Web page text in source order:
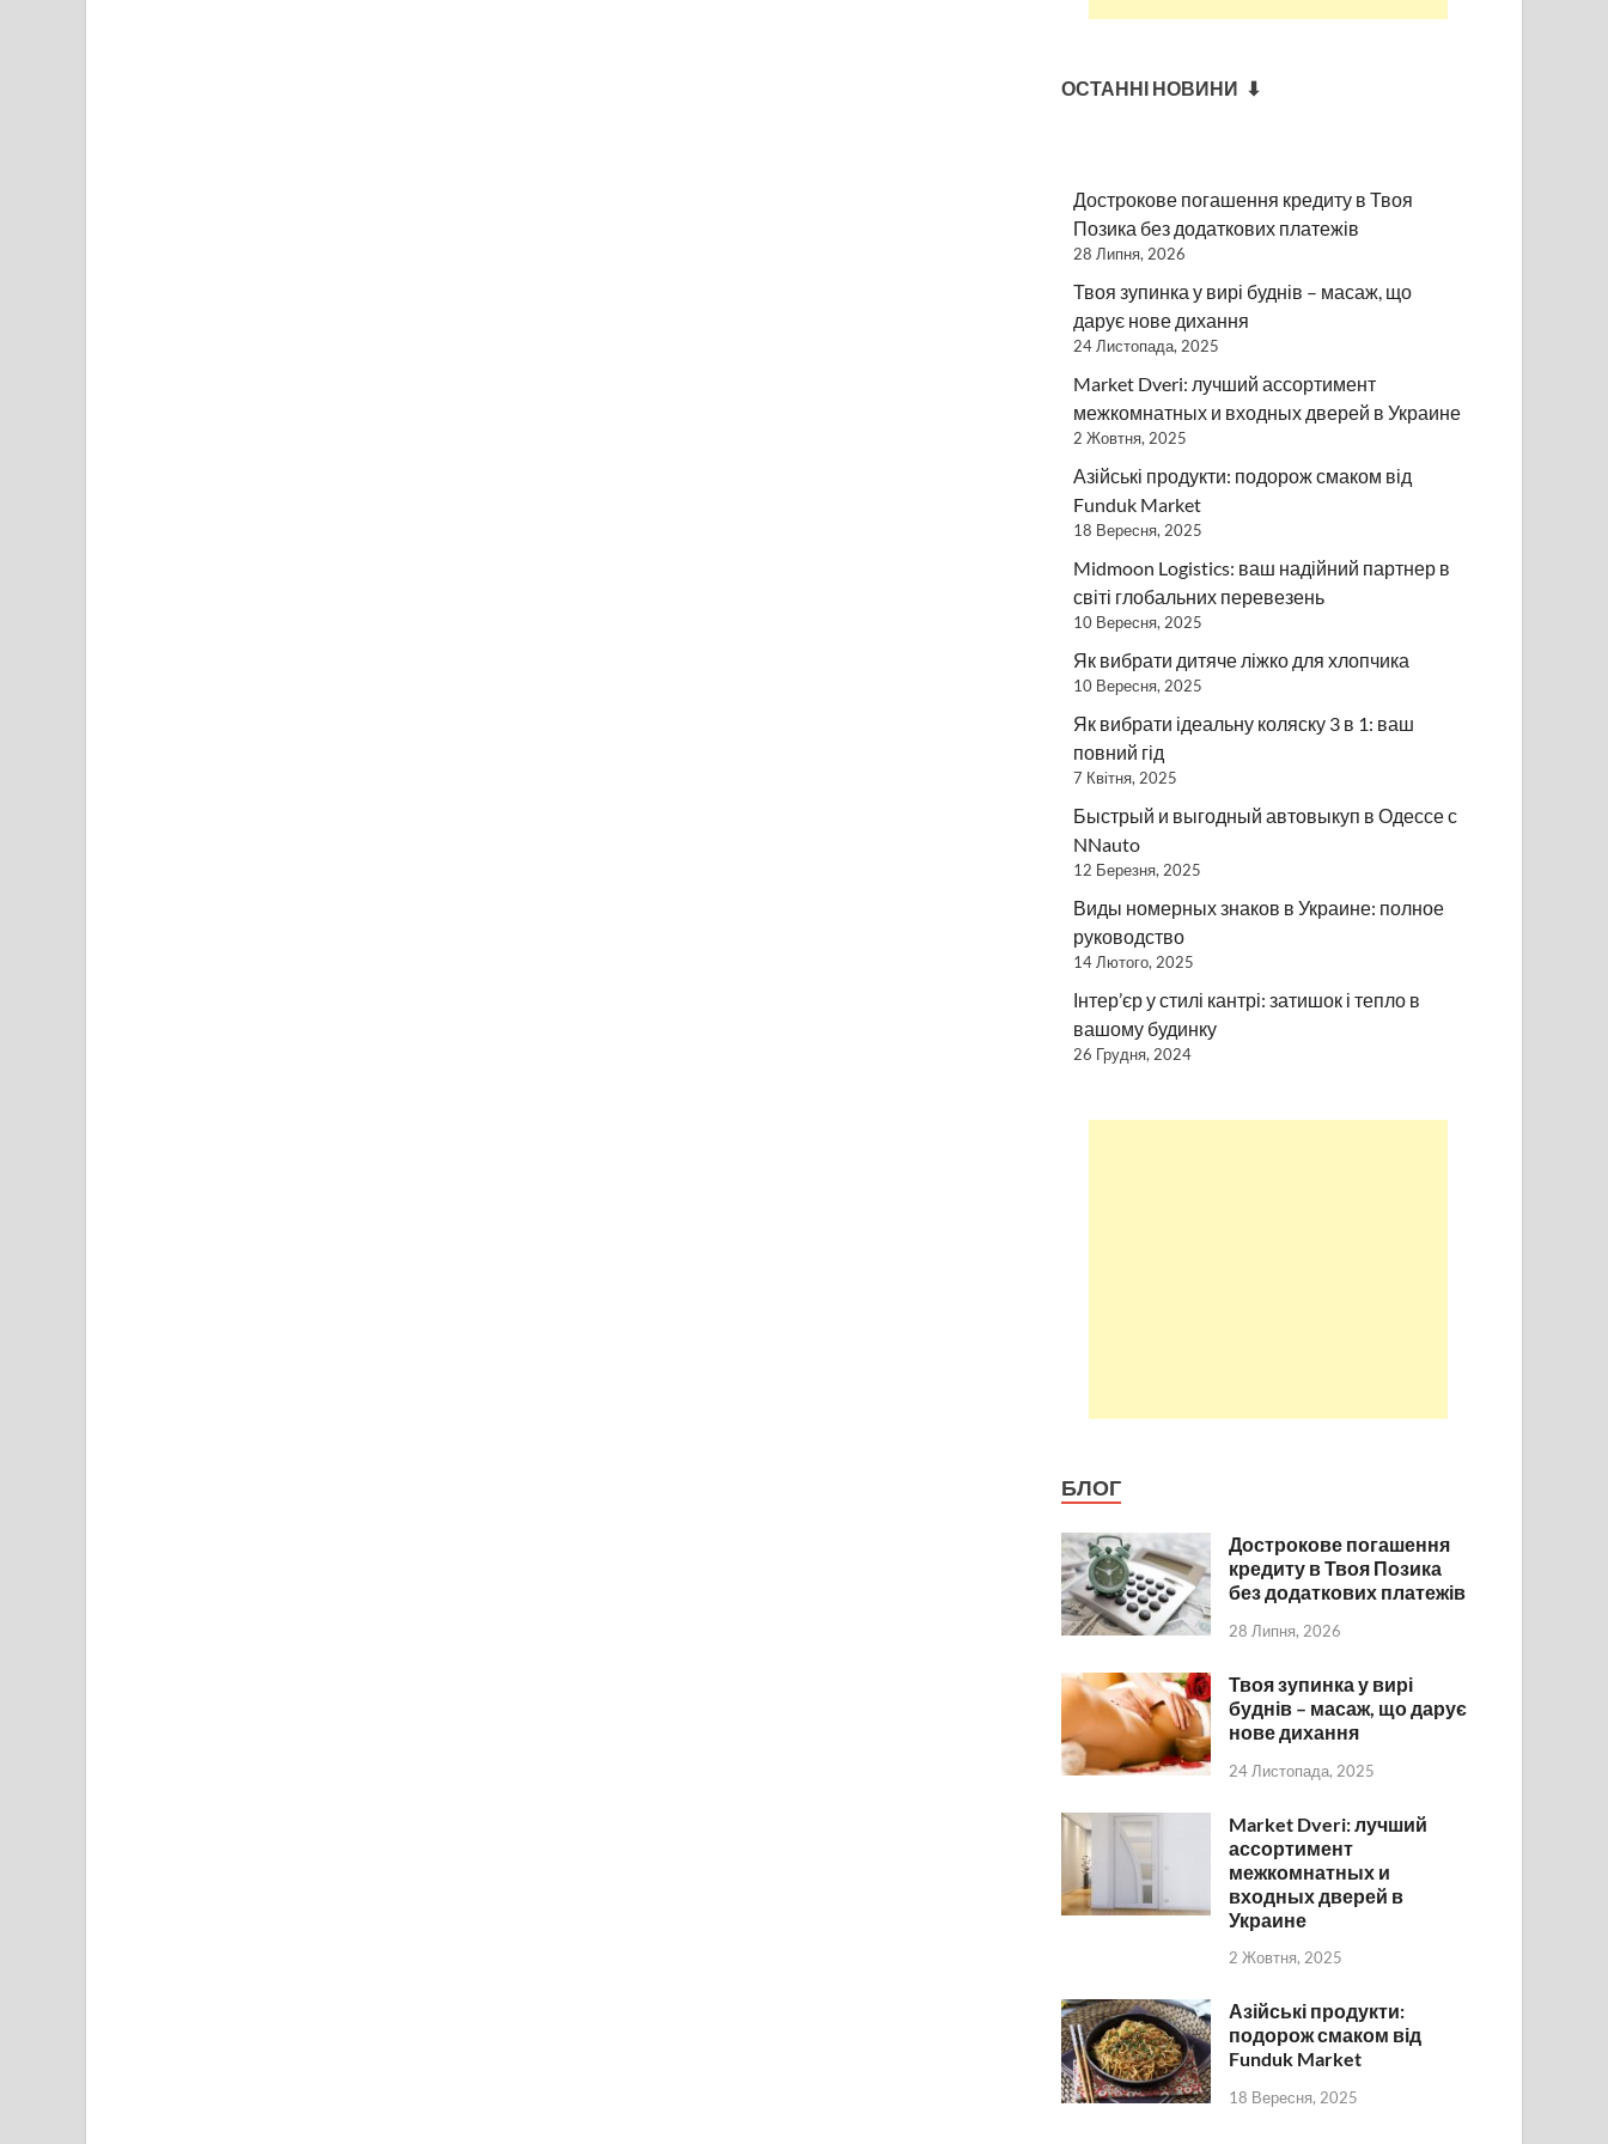
ОСТАННІ НОВИНИ ⬇
Дострокове погашення кредиту в Твоя
Позика без додаткових платежів
28 Липня, 2026
Твоя зупинка у вирі буднів – масаж, що
дарує нове дихання
24 Листопада, 2025
Market Dveri: лучший ассортимент
межкомнатных и входных дверей в Украине
2 Жовтня, 2025
Азійські продукти: подорож смаком від
Funduk Market
18 Вересня, 2025
Midmoon Logistics: ваш надійний партнер в
світі глобальних перевезень
10 Вересня, 2025
Як вибрати дитяче ліжко для хлопчика
10 Вересня, 2025
Як вибрати ідеальну коляску 3 в 1: ваш
повний гід
7 Квітня, 2025
Быстрый и выгодный автовыкуп в Одессе с
NNauto
12 Березня, 2025
Виды номерных знаков в Украине: полное
руководство
14 Лютого, 2025
Інтер’єр у стилі кантрі: затишок і тепло в
вашому будинку
26 Грудня, 2024
БЛОГ
Дострокове погашення
кредиту в Твоя Позика
без додаткових платежів
28 Липня, 2026
Твоя зупинка у вирі
буднів – масаж, що дарує
нове дихання
24 Листопада, 2025
Market Dveri: лучший
ассортимент
межкомнатных и
входных дверей в
Украине
2 Жовтня, 2025
Азійські продукти:
подорож смаком від
Funduk Market
18 Вересня, 2025